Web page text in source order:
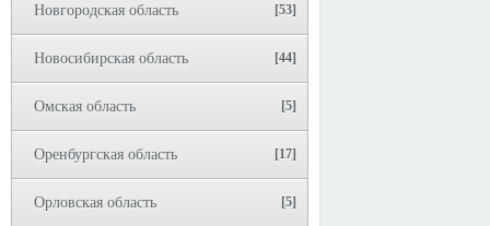
Новгородская область [53]
Новосибирская область [44]
Омская область [5]
Оренбургская область [17]
Орловская область [5]